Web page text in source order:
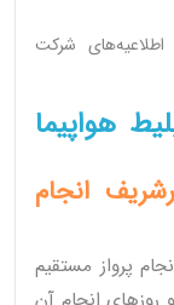
اطلاعیه‌های شرکت
هواپیما
انجام
پرواز مستقیم